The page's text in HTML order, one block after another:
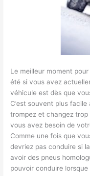
Le meilleur moment
été si vous avez
véhicule est dès que
C’est souvent plus
trompez et changez
vous avez besoin de
Comme une fois que
devriez pas conduire si
avoir des pneus
pouvoir conduire